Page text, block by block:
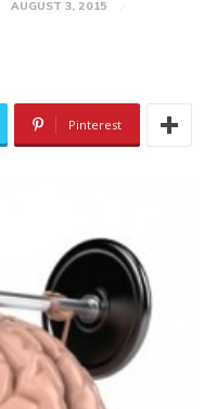
AUGUST 3, 2015
Pinterest